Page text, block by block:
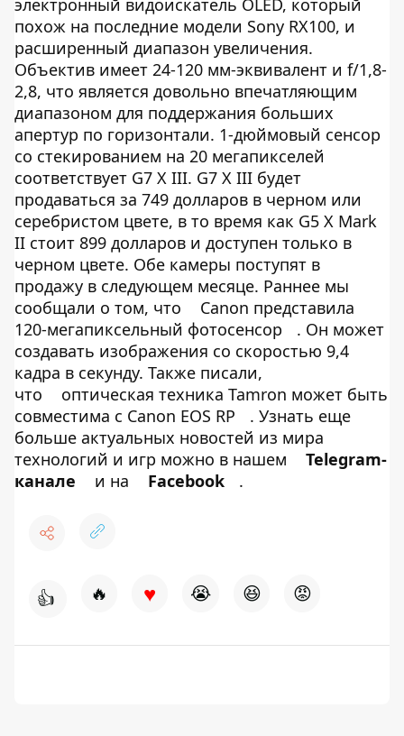
электронный видоискатель OLED, который
похож на последние модели Sony RX100, и
расширенный диапазон увеличения.
Объектив имеет 24-120 мм-эквивалент и f/1,8-
2,8, что является довольно впечатляющим
диапазоном для поддержания больших
апертур по горизонтали. 1-дюймовый сенсор
со стекированием на 20 мегапикселей
соответствует G7 X III. G7 X III будет
продаваться за 749 долларов в черном или
серебристом цвете, в то время как G5 X Mark
II стоит 899 долларов и доступен только в
черном цвете. Обе камеры поступят в
продажу в следующем месяце. Раннее мы
сообщали о том, что
Canon представила
120-мегапиксельный фотосенсор
. Он может
создавать изображения со скоростью 9,4
кадра в секунду. Также писали,
что
оптическая техника Tamron может быть
совместима с Canon EOS RP
. Узнать еще
больше актуальных новостей из мира
технологий и игр можно в нашем
Telegram-
канале
и на Facebook .
👍 🔥 ♥ 😭 😆 😡